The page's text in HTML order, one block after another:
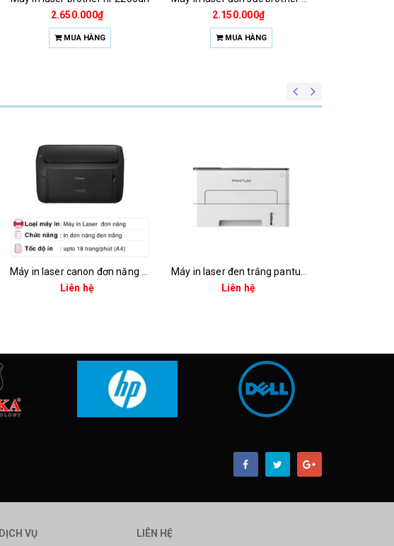
2.650.000₫
MUA HÀNG
2.150.000₫
MUA HÀNG
Máy in laser canon đơn năng lbp6030b
Liên hệ
Máy in laser đen trắng pantum p3012dw (a4 | in đảo mặt | usb| wifi)
Liên hệ
DỊCH VỤ LIÊN HỆ